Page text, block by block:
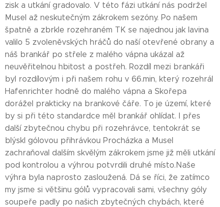
zisk a utkání gradovalo. V této fázi utkání nás podržel
Musel až neskutečným zákrokem sezóny. Po našem
špatně a zbrkle rozehraném TK se najednou jak lavina
valilo 5 zvoleněvských hráčů do naší otevřené obrany a
náš brankář po střele z malého vápna ukázal až
neuvěřitelnou hbitost a postřeh. Rozdíl mezi brankáři
byl rozdílovým i při našem rohu v 66.min, který rozehrál
Hafenrichter hodně do malého vápna a Skořepa
dorážel prakticky na brankové čáře. To je území, které
by si při této standardce měl brankář ohlídat. I přes
další zbytečnou chybu při rozehrávce, tentokrát se
blýskl gólovou přihrávkou Procházka a Musel
zachraňoval dalším skvělým zákrokem jsme již měli utkání
pod kontrolou a výhrou potvrdili druhé místo.Naše
výhra byla naprosto zasloužená. Dá se říci, že zatímco
my jsme si většinu gólů vypracovali sami, všechny góly
soupeře padly po našich zbytečných chybách, které